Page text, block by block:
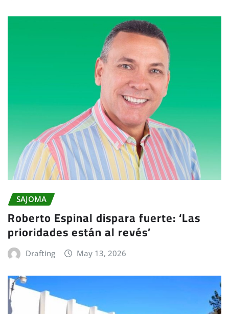
SAJOMA
Roberto Espinal dispara fuerte: ‘Las
prioridades están al revés’
Drafting May 13, 2026